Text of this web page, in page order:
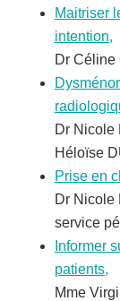
Maitriser
intention,
Dr Céline
Dr Nicole
Héloïse
Prise en
Dr Nicole
service
Informer
patients,
Mme